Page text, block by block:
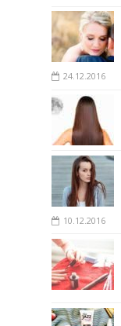
24.12.2016
10.12.2016